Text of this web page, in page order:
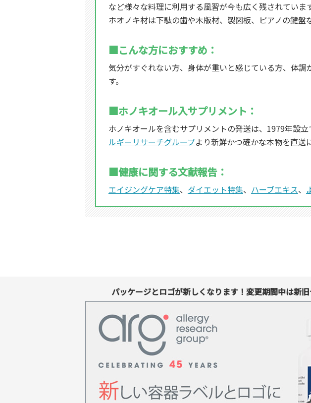
など様々な料理に利用する風習が今も広く残されています
ホオノキ材は下駄の歯や木版材、製図板、ピアノの鍵盤
■こんな方におすすめ：
気分がすぐれない方、身体が重いと感じている方、体
す。
■ホノキオール入サプリメント：
ホノキオールを含むサプリメントの発送は、1979年設
ルギーリサーチグループより新鮮かつ確かな本物を直送
■健康に関する文献報告：
エイジングケア特集、 ダイエット特集、 ハーブエキス、
パッケージとロゴが新しくなります！変更期間中は新